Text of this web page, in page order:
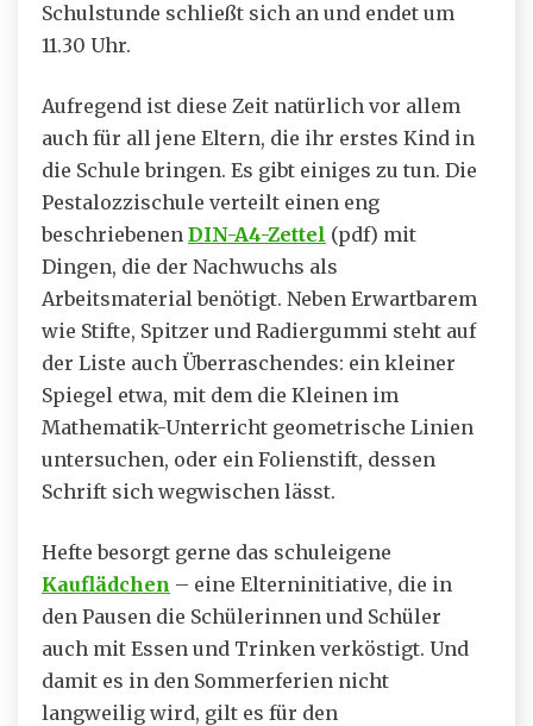
Schulstunde schließt sich an und endet um
11.30 Uhr.
Aufregend ist diese Zeit natürlich vor allem
auch für all jene Eltern, die ihr erstes Kind in
die Schule bringen. Es gibt einiges zu tun. Die
Pestalozzischule verteilt einen eng
beschriebenen DIN-A4-Zettel (pdf) mit
Dingen, die der Nachwuchs als
Arbeitsmaterial benötigt. Neben Erwartbarem
wie Stifte, Spitzer und Radiergummi steht auf
der Liste auch Überraschendes: ein kleiner
Spiegel etwa, mit dem die Kleinen im
Mathematik-Unterricht geometrische Linien
untersuchen, oder ein Folienstift, dessen
Schrift sich wegwischen lässt.
Hefte besorgt gerne das schuleigene
Kauflädchen – eine Elterninitiative, die in
den Pausen die Schülerinnen und Schüler
auch mit Essen und Trinken verköstigt. Und
damit es in den Sommerferien nicht
langweilig wird, gilt es für den